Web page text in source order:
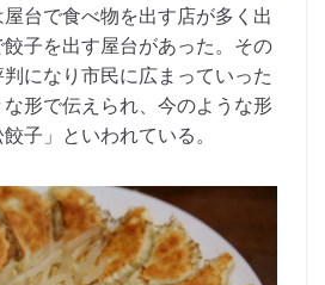
台で食べ物を出す店が多く出
子を出す屋台があった。その
になり市民に広まっていった
形で伝えられ、今のような形
子」といわれている。